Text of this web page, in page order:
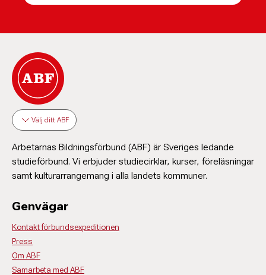
Välj ditt ABF
Arbetarnas Bildningsförbund (ABF) är Sveriges ledande
studieförbund. Vi erbjuder studiecirklar, kurser, föreläsningar
samt kulturarrangemang i alla landets kommuner.
Genvägar
Kontakt förbundsexpeditionen
Press
Om ABF
Samarbeta med ABF